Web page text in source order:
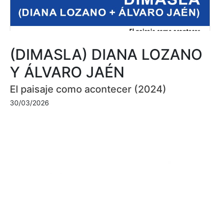
(DIMASLA) DIANA LOZANO
Y ÁLVARO JAÉN
El paisaje como acontecer (2024)
30/03/2026